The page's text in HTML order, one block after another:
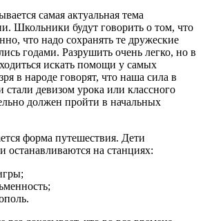
самая актуальная тема
Школьники будут говорить о том, что
что надо сохранять те дружеские
годами. Разрушить очень легко, но в
искать помощи у самых
в народе говорят, что наша сила в
стали девизом урока или классного
должен пройти в начальных
форма путешествия. Дети
останавливаются на станциях: